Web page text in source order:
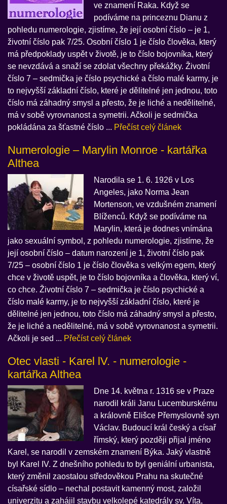
ve znamení Raka. Když se
podíváme na princeznu Dianu z
pohledu numerologie, zjistíme, že její osobní číslo – je 1,
životní číslo pak 7/25. Osobní číslo 1 je číslo člověka, který
má předpoklady uspět v životě, je to číslo bojovníka, který
se nevzdává a snaží se zdolat všechny překážky. Životní
číslo 7 – sedmička je číslo psychické a číslo malé karmy, je
to nejvyšší základní číslo, které je dělitelné jen jednou, toto
číslo má záhadný smysl a přesto, že je liché a nedělitelné,
má v sobě vyrovnanost a symetrii. Ačkoli je sedmička
pokládána za šťastné číslo ... Přečíst celý článek
Numerologie – Marylin Monroe - kartářka
Althea
Narodila se 1. 6. 1926 v Los
Angeles, jako Norma Jean
Mortenson, ve vzdušném znamení
Blíženců. Když se podíváme na
Marylin, která je dodnes vnímána
jako sexuální symbol, z pohledu numerologie, zjistíme, že
její osobní číslo – datum narození je 1, životní číslo pak
7/25 – osobní číslo 1 je číslo člověka s velkým egem, který
chce v životě uspět, je to číslo bojovníka a člověka, který ví,
co chce. Životní číslo 7 – sedmička je číslo psychické a
číslo malé karmy, je to nejvyšší základní číslo, které je
dělitelné jen jednou, toto číslo má záhadný smysl a přesto,
že je liché a nedělitelné, má v sobě vyrovnanost a symetrii.
Ačkoli je sed ... Přečíst celý článek
Otec vlasti - Karel lV. - numerologie -
kartářka Althea
Dne 14. května r. 1316 se v Praze
narodil králi Janu Lucemburskému
a královně Elišce Přemyslovně syn
Václav. Budoucí král český a císař
římský, který později přijal jméno
Karel, se narodil v zemském znamení Býka. Jaký vlastně
byl Karel IV. Z dnešního pohledu to byl geniální urbanista,
který změnil zaostalou středověkou Prahu na skutečné
císařské sídlo – nechal postavit kamenný most, založil
univerzitu a zahájil stavbu velkolepé katedrály sv. Víta,